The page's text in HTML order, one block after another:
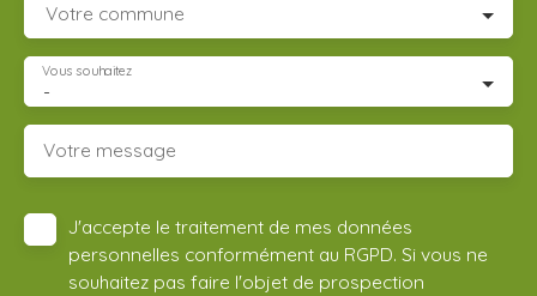
Votre commune
-
Vous souhaitez
Votre message
J'accepte le traitement de mes données
personnelles conformément au RGPD. Si vous ne
souhaitez pas faire l'objet de prospection